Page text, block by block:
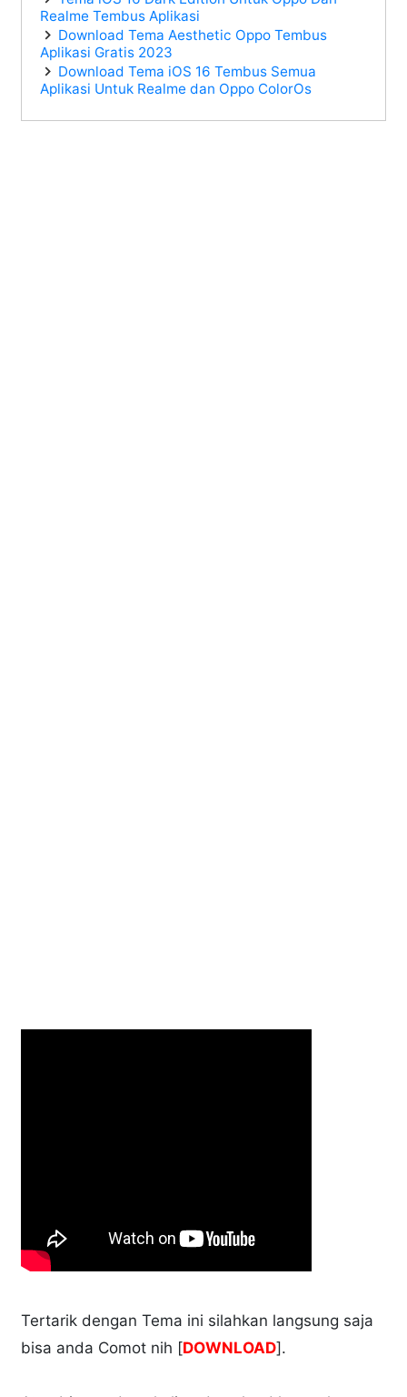
Realme Tembus Aplikasi
Download Tema Aesthetic Oppo Tembus
Aplikasi Gratis 2023
Download Tema iOS 16 Tembus Semua
Aplikasi Untuk Realme dan Oppo ColorOs
Tertarik dengan Tema ini silahkan langsung saja
bisa anda Comot nih [DOWNLOAD].